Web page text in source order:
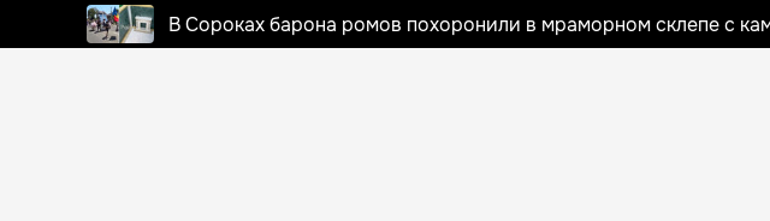
В Сороках барона ромов похоронили в мраморном склепе с